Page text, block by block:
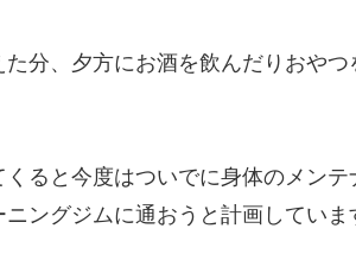
分、夕方にお酒を飲んだりおや
くると今度はついでに身体のメン
ングジムに通おうと計画してい